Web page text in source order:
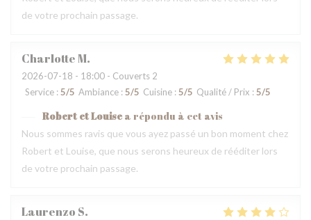
de votre prochain passage.
CharlotteM
2026-07-18 - 18:00 - Couverts 2
Service : 5/5 Ambiance : 5/5 Cuisine : 5/5 Qualité / Prix : 5/5
Robert et Louise a répondu à cet avis
Nous sommes ravis que vous ayez passé un bon moment chez
Robert et Louise, que nous serons heureux de rééditer lors
de votre prochain passage.
Laurenzo S